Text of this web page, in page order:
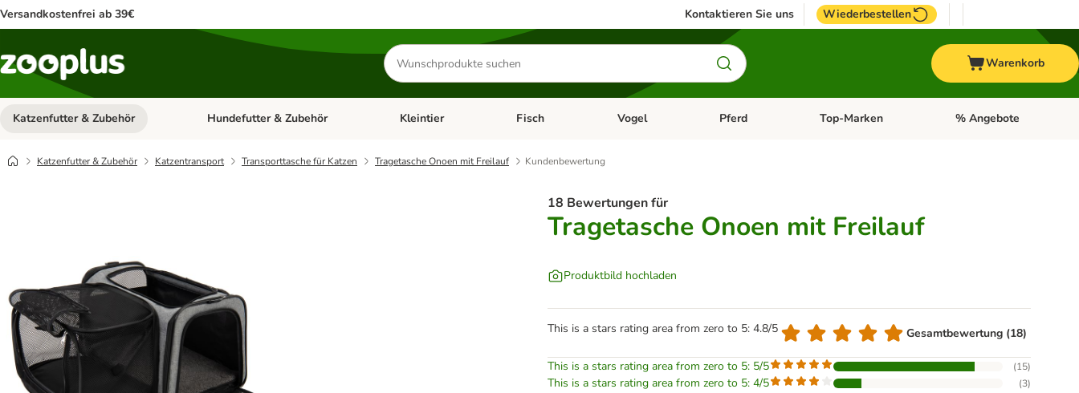
Versandkostenfrei ab 39€ Kontaktieren Sie uns Wiederbestellen
Produkte
suchen
Warenkorb
Katzenfutter & Zubehör Kategorie-Menü öffnen: Katzenfutter & Zubehör
Hundefutter & Zubehör Kategorie-Menü öffnen: Hundefutter & Zubehör
Kleintier Kategorie-Menü öffnen: Kleintier
Fisch Kategorie-Menü öffnen: Fisch
Vogel Kategorie-Menü öffnen: Vogel
Pferd Kategorie-Menü öffnen: Pferd
Top-Marken Kategorie-Menü öffnen:
% Angebote
Katzenfutter & Zubehör Katzentransport Transporttasche für Katzen Tragetasche Onoen mit Freilauf Kundenbewertung
18 Bewertungen für
Tragetasche Onoen mit Freilauf
Produktbild hochladen
This is a stars rating area from zero to 5: 4.8/5 Gesamtbewertung (18)
This is a stars rating area from zero to 5: 5/5 (15)
This is a stars rating area from zero to 5: 4/5 (3)